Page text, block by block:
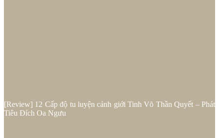
[Review] 12 Cấp độ tu luyện cảnh giới Tinh Võ Thần Quyết – Phát
Tiêu Đích Oa Ngưu